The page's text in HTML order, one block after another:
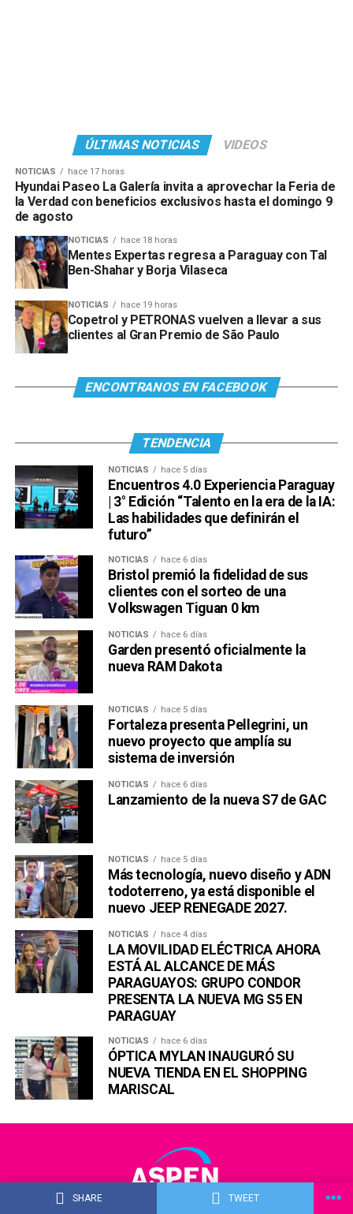
SHARE TWEET
ÚLTIMAS NOTICIAS VIDEOS
NOTICIAS hace 17 horas
Hyundai Paseo La Galería invita a aprovechar la Feria de
la Verdad con beneficios exclusivos hasta el domingo 9
de agosto
NOTICIAS hace 18 horas
Mentes Expertas regresa a Paraguay con Tal
Ben-Shahar y Borja Vilaseca
NOTICIAS hace 19 horas
Copetrol y PETRONAS vuelven a llevar a sus
clientes al Gran Premio de São Paulo
ENCONTRANOS EN FACEBOOK
TENDENCIA
NOTICIAS hace 5 días
Encuentros 4.0 Experiencia Paraguay
| 3° Edición “Talento en la era de la IA:
Las habilidades que definirán el
futuro”
NOTICIAS hace 6 días
Bristol premió la fidelidad de sus
clientes con el sorteo de una
Volkswagen Tiguan 0 km
NOTICIAS hace 6 días
Garden presentó oficialmente la
nueva RAM Dakota
NOTICIAS hace 5 días
Fortaleza presenta Pellegrini, un
nuevo proyecto que amplía su
sistema de inversión
NOTICIAS hace 6 días
Lanzamiento de la nueva S7 de GAC
NOTICIAS hace 5 días
Más tecnología, nuevo diseño y ADN
todoterreno, ya está disponible el
nuevo JEEP RENEGADE 2027.
NOTICIAS hace 4 días
LA MOVILIDAD ELÉCTRICA AHORA
ESTÁ AL ALCANCE DE MÁS
PARAGUAYOS: GRUPO CONDOR
PRESENTA LA NUEVA MG S5 EN
PARAGUAY
NOTICIAS hace 6 días
ÓPTICA MYLAN INAUGURÓ SU
NUEVA TIENDA EN EL SHOPPING
MARISCAL